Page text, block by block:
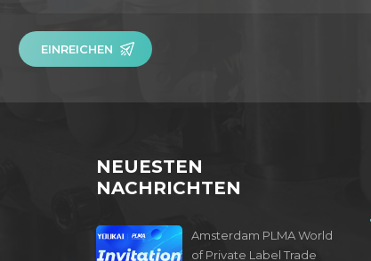
EINREICHEN
NEUESTEN
NACHRICHTEN
Amsterdam PLMA World
of Private Label Trade